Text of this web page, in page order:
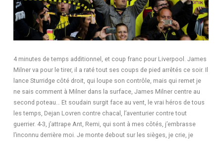
4 minutes de temps additionnel, et coup franc pour Liverpool. James
Milner va pour le tirer, il a raté tout ses coups de pied arrêtés ce soir. Il
lance Sturridge côté droit, qui loupe son contrôle, mais qui remet je
ne sais comment à Milner dans la surface, James Milner centre au
second poteau… Et soudain surgit face au vent, le vrai héros de tous
les temps, Dejan Lovren contre chacal, l’aventurier contre tout
guerrier. 4-3, j’attrape Ant, Remi, qui sont à mes côtés, j’embrasse
l’inconnu derrière moi. Je monte debout sur les sièges, je crie, je